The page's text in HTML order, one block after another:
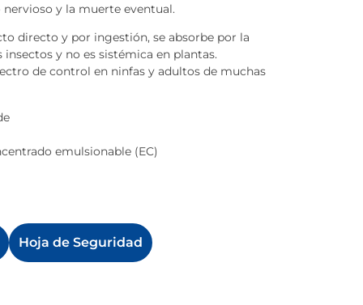
y la muerte eventual.
directo y por ingestión, se absorbe por la
y no es sistémica en plantas.
de control en ninfas y adultos de muchas
emulsionable (EC)
Hoja de Seguridad